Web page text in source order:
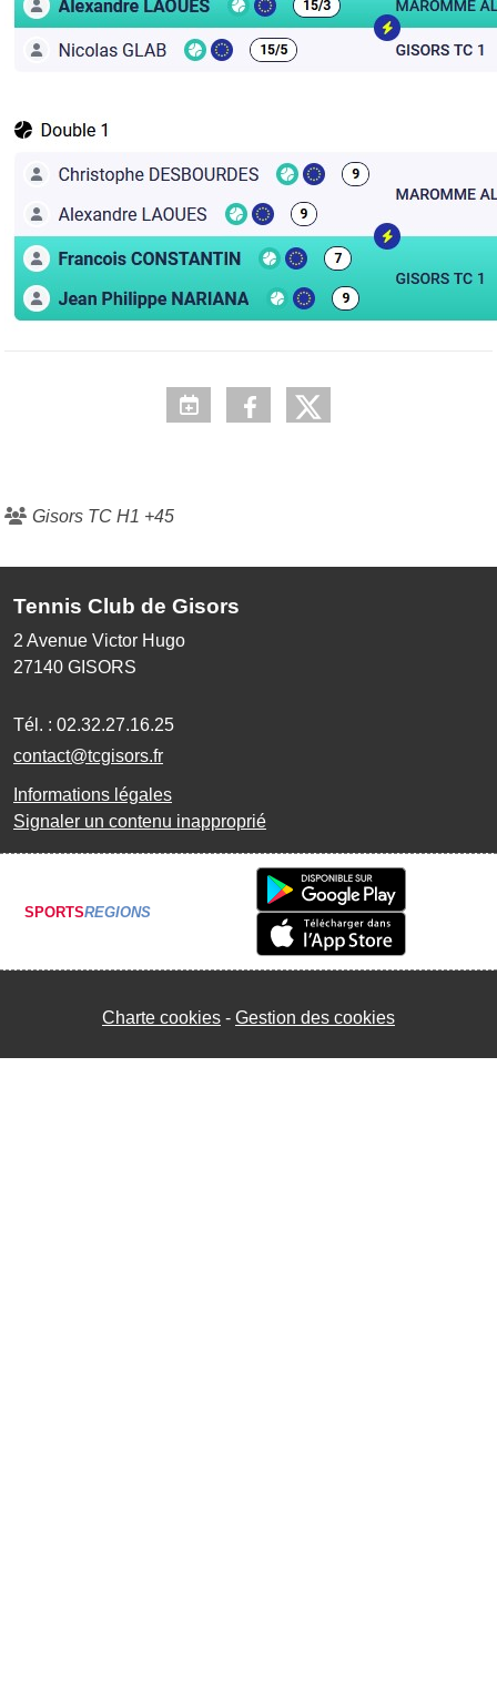
Gisors TC H1 +45
Tennis Club de Gisors
2 Avenue Victor Hugo
27140 GISORS
Tél. : 02.32.27.16.25
contact@tcgisors.fr
Informations légales
Signaler un contenu inapproprié
SPORTSREGIONS
Charte cookies Gestion des cookies